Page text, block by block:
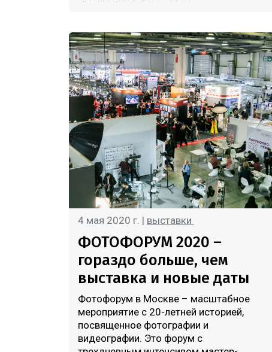
4 мая 2020 г. | выставки
ФОТОФОРУМ 2020 –
гораздо больше, чем
выставка и новые даты
Фотофорум в Москве – масштабное
мероприятие с 20-летней историей,
посвященное фотографии и
видеографии. Это форум с